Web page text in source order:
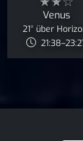
Venus
21° über